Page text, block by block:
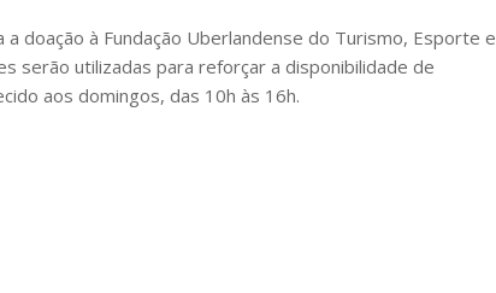
doação à Fundação Uberlandense do Turismo, Esporte e
serão utilizadas para reforçar a disponibilidade de
aos domingos, das 10h às 16h.